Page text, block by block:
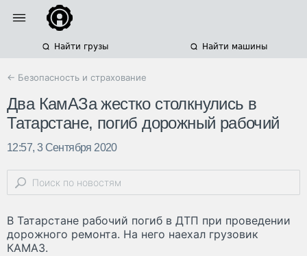
Найти грузы Найти машины
← Безопасность и страхование
Два КамАЗа жестко столкнулись в
Татарстане, погиб дорожный рабочий
12:57, 3 Сентября 2020
В Татарстане рабочий погиб в ДТП при проведении
дорожного ремонта. На него наехал грузовик
КАМАЗ.